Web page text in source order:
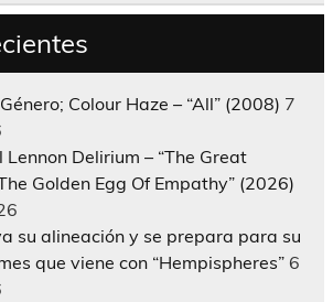
Colour Haze – “All” (2008) 7
Delirium – “The Great
Golden Egg Of Empathy” (2026)
su alineación y se prepara para su
que viene con “Hempispheres” 6